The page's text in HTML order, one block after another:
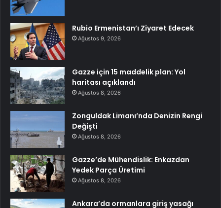
Rubio Ermenistan’ı Ziyaret Edecek
Ağustos 9, 2026
Gazze için 15 maddelik plan: Yol
haritası açıklandı
Ağustos 8, 2026
Zonguldak Limanı’nda Denizin Rengi
Değişti
Ağustos 8, 2026
Gazze’de Mühendislik: Enkazdan
Yedek Parça Üretimi
Ağustos 8, 2026
Ankara’da ormanlara giriş yasağı